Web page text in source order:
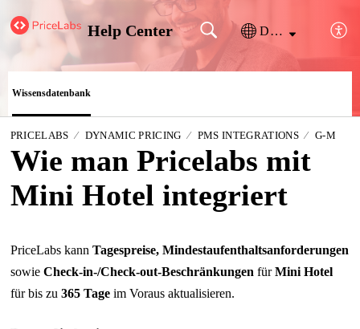
Help Center Deutsch
Wissensdatenbank
PRICELABS DYNAMIC PRICING PMS INTEGRATIONS G-M
Wie man Pricelabs mit
Mini Hotel integriert
PriceLabs kann Tagespreise, Mindestaufenthaltsanforderungen
sowie Check-in-/Check-out-Beschränkungen fürMini Hotel
für bis zu 365 Tageim Voraus aktualisieren.